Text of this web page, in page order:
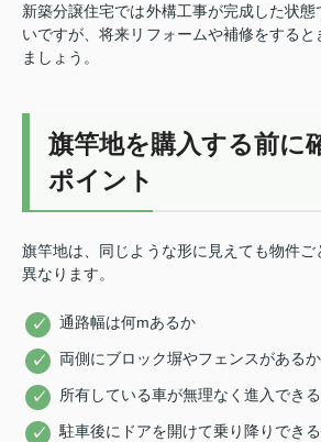
新築分譲住宅では外構工事が完成した状
いですが、将来リフォームや補修をすると
ましょう。
旗竿地を購入する前に
ポイント
旗竿地は、同じような形に見えても物件ご
異なります。
通路幅は何mあるか
両側にブロック塀やフェンスがあるか
所有している車が無理なく進入でき
駐車後にドアを開けて乗り降りでき